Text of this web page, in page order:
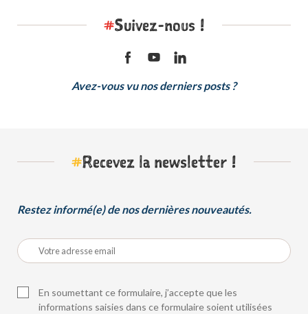
#Suivez-nous !
Avez-vous vu nos derniers posts ?
#Recevez la newsletter !
Restez informé(e) de nos dernières nouveautés.
En soumettant ce formulaire, j’accepte que les
informations saisies dans ce formulaire soient utilisées